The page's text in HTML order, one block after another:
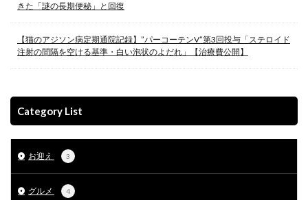
きた「謎の長期便秘」と回復
【猫のアジソン病定期通院記録】”パーコーテンV”第3回投与「ステロイド
注射の間隔を空ける基準・白い泡状のよだれ」【治療費公開】
Category List
お迎え 3
グルメ 4